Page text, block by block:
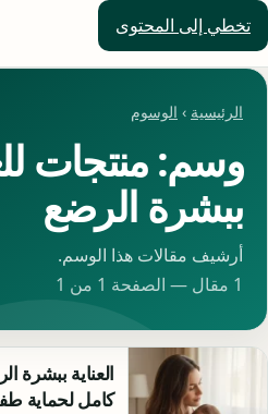
تخطي إلى المحتوى
حلول العالم
الرئيسية › الوسوم
وسم: منتجات
ببشرة الرضع
أرشيف مقالات هذا الوسم.
1 مقال — الصفحة 1 من 1
العناية ببشرة
كامل لحماية